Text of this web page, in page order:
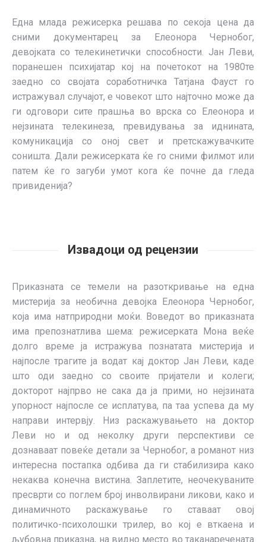
Една млада режисерка решава по секоја цена да
сними документарец за Елеонора Чернобог,
девојката со телекинетички способности. Јан Леви,
поранешен психијатар кој на почетокот на 1980те
заедно со својата соработничка Татјана Фауст го
истражувал случајот, е човекот што најточно може да
ги одговори сите прашња во врска со Елеонора и
нејзината телекинеза, превидувања за иднината,
комуникација со оној свет и претскажувачките
соништа. Дали режисерката ќе го сними филмот или
патем ќе го загуби умот кога ќе почне да гледа
привиденија?
Извадоци од рецензии
Приказната се темели на разоткривање на една
мистерија за необична девојка Елеонора Чернобог,
која има натприродни моќи. Воведот во приказната
има препознатлива шема: режисерката Мона веќе
долго време ја истражува познатата мистерија и
најпосле трагите ја водат кај доктор Јан Леви, каде
што оди заедно со своите пријатели и колеги;
докторот најпрво не сака да ја прими, но нејзината
упорност најпосле се исплатува, па таа успева да му
направи интервју. Низ раскажувањето на доктор
Леви но и од неколку други перспективи се
дознаваат повеќе детали за Чернобог, а романот низ
интересна постапка одбива да ги стабилизира како
некаква конечна вистина. Заплетите, неочекуваните
пресврти со поглем број инволвирани ликови, како и
динамичното раскажување го ставаат овој
политичко-психолошки трилер, во кој е вткаена и
љубовна приказна, на видно место во таканаречената